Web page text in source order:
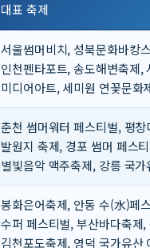
대표 축제
서울썸머비치, 성북문화바캉
인천펜타포트, 송도해변축제,
미디어아트, 세미원 연꽃문화
춘천 썸머워터 페스티벌, 평
발원지 축제, 경포 썸머 페스
별빛음악 맥주축제, 강릉 국가
봉화은어축제, 안동 수(水)페
수퍼 페스티벌, 부산바다축제,
김천포도축제, 영덕 국가유산